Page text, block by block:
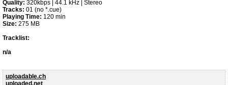
Quality: 320kbps | 44.1 kHz | Stereo
Tracks: 01 (no *.cue)
Playing Time: 120 min
Size: 275 MB
Tracklist:
n/a
uploadable.ch
uploaded.net